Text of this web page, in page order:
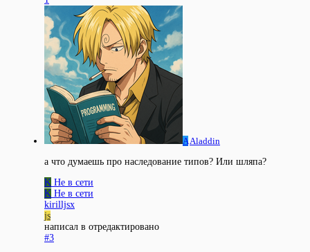
AAladdin
а что думаешь про наследование типов? Или шляпа?
K Не в сети
K Не в сети
kirilljsx
js
написал в отредактировано
#3